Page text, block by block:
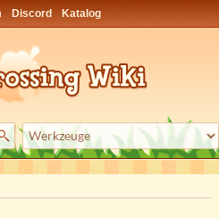
Discord Katalog